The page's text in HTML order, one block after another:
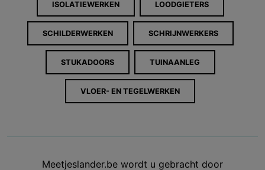
ISOLATIEWERKEN LOODGIETERS
SCHILDERWERKEN SCHRIJNWERKERS
STUKADOORS TUINAANLEG
VLOER- EN TEGELWERKEN
Meetjeslander.be wordt u gebracht door